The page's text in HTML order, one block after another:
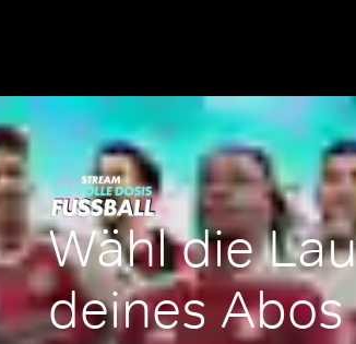
Wähl die
deines Abos